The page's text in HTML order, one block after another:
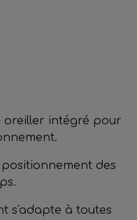
oreiller intégré pour
des
s'adapte à toutes